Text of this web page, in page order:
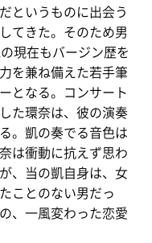
というものに出会う
てきた。そのため男
現在もバージン歴を
を兼ね備えた若手筆
となる。コンサート
た環奈は、彼の演奏
。凱の奏でる音色は
は衝動に抗えず思わ
、当の凱自身は、女
ことのない男だっ
、一風変わった恋愛